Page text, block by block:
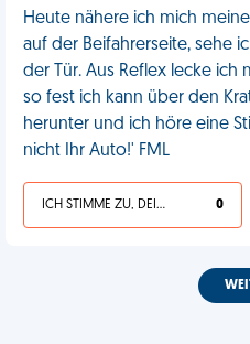
Heute nähere ich mich
auf der Beifahrerseite, sehe
der Tür. Aus Reflex lecke ich
so fest ich kann über den
herunter und ich höre eine
nicht Ihr Auto!' FML
ICH STIMME ZU, DEIN LEBEN IST SCHEISSE 0